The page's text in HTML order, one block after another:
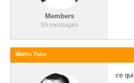
Members
55 messages
Maitre Tsou
ce